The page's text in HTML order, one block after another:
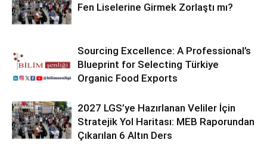
Fen Liselerine Girmek Zorlaştı mı?
Sourcing Excellence: A Professional’s
Blueprint for Selecting Türkiye
Organic Food Exports
2027 LGS’ye Hazırlanan Veliler İçin
Stratejik Yol Haritası: MEB Raporundan
Çıkarılan 6 Altın Ders